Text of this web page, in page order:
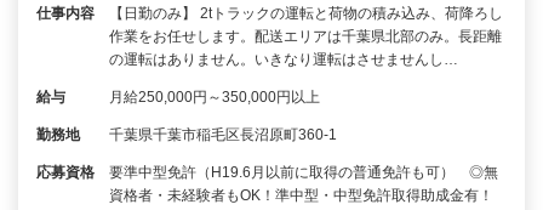
仕事内容
【日勤のみ】 2tトラックの運転と荷物の積み込み、荷降ろし
作業をお任せします。配送エリアは千葉県北部のみ。長距離
の運転はありません。いきなり運転はさせませんし…
給与 月給250,000円～350,000円以上
勤務地 千葉県千葉市稲毛区長沼原町360-1
応募資格
要準中型免許（H19.6月以前に取得の普通免許も可） ◎無
資格者・未経験者もOK！準中型・中型免許取得助成金有！